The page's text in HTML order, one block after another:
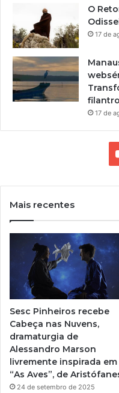
0
O
17 de
17 de
Mais recentes
Sesc Pinheiros recebe
Cabeça nas Nuvens,
dramaturgia de
Alessandro Marson
livremente inspirada em
“As Aves”, de
24 de setembro de 2025